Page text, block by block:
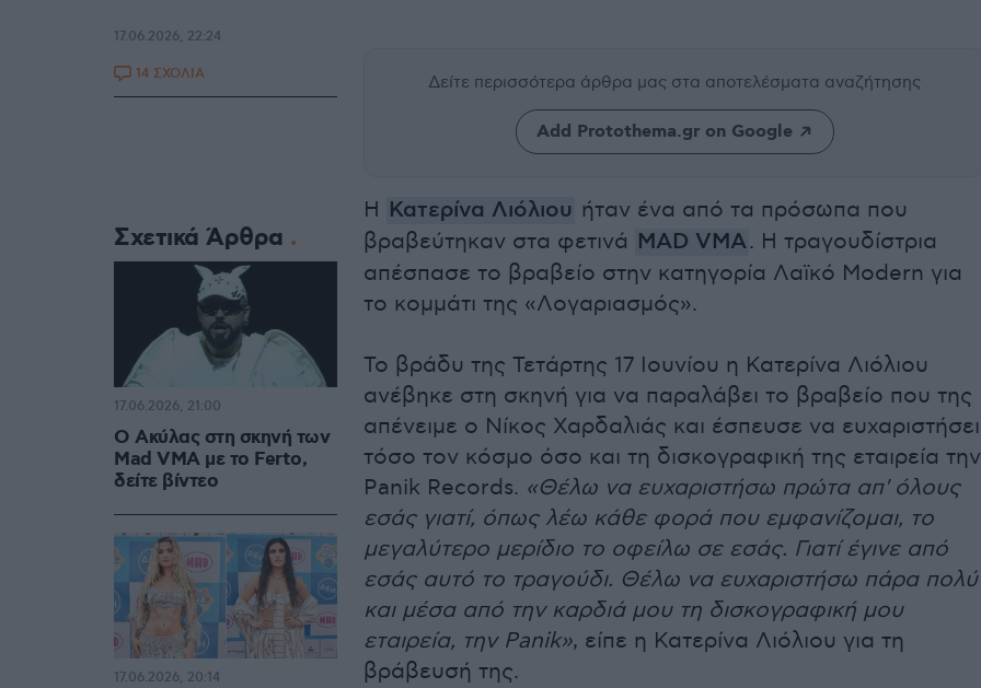
Δείτε περισσότερα άρθρα μας στα αποτελέσματα αναζήτησης
Add Protothema.gr on Google
Η Κατερίνα Λιόλιου ήταν ένα από τα πρόσωπα που
βραβεύτηκαν στα φετινά MAD VMA. Η τραγουδίστρια
απέσπασε το βραβείο στην κατηγορία Λαϊκό Modern για
το κομμάτι της «Λογαριασμός».
Το βράδυ της Τετάρτης 17 Ιουνίου η Κατερίνα Λιόλιου
ανέβηκε στη σκηνή για να παραλάβει το βραβείο που της
απένειμε ο Νίκος Χαρδαλιάς και έσπευσε να ευχαριστήσει
τόσο τον κόσμο όσο και τη δισκογραφική της εταιρεία την
Panik Records. «Θέλω να ευχαριστήσω πρώτα απ' όλους
εσάς γιατί, όπως λέω κάθε φορά που εμφανίζομαι, το
μεγαλύτερο μερίδιο το οφείλω σε εσάς. Γιατί έγινε από
εσάς αυτό το τραγούδι. Θέλω να ευχαριστήσω πάρα πολύ
και μέσα από την καρδιά μου τη δισκογραφική μου
εταιρεία, την Panik», είπε η Κατερίνα Λιόλιου για τη
βράβευσή της.
17.06.2026, 22:24
14 ΣΧΟΛΙΑ
Σχετικά Άρθρα
Ο Ακύλας στη σκηνή των
Mad VMA με το Ferto,
δείτε βίντεο
17.06.2026, 21:00
17.06.2026, 20:14